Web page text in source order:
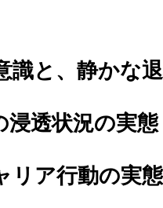
識と、静かな
浸透状況の実態
リア行動の実態